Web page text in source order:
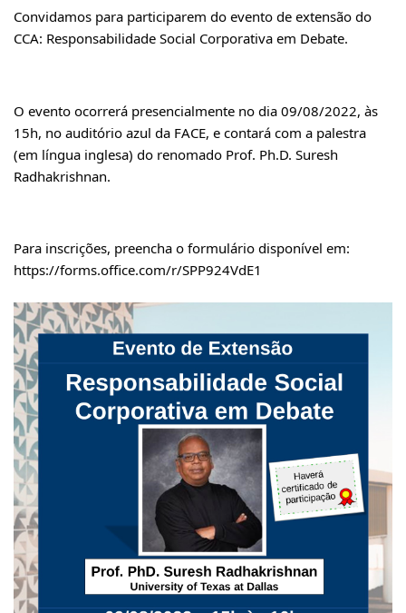
Convidamos para participarem do evento de extensão do
CCA: Responsabilidade Social Corporativa em Debate.
O evento ocorrerá presencialmente no dia 09/08/2022, às
15h, no auditório azul da FACE, e contará com a palestra
(em língua inglesa) do renomado Prof. Ph.D. Suresh
Radhakrishnan.
https://forms.office.com/r/SPP924VdE1